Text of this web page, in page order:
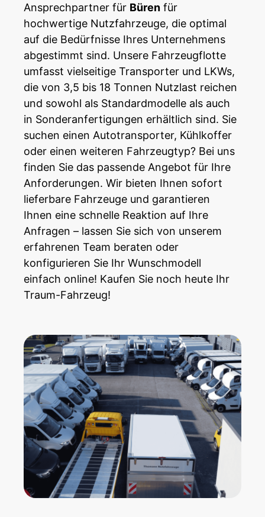
Ansprechpartner für Büren für
hochwertige Nutzfahrzeuge, die optimal
auf die Bedürfnisse Ihres Unternehmens
abgestimmt sind. Unsere Fahrzeugflotte
umfasst vielseitige Transporter und LKWs,
die von 3,5 bis 18 Tonnen Nutzlast reichen
und sowohl als Standardmodelle als auch
in Sonderanfertigungen erhältlich sind. Sie
suchen einen Autotransporter, Kühlkoffer
oder einen weiteren Fahrzeugtyp? Bei uns
finden Sie das passende Angebot für Ihre
Anforderungen. Wir bieten Ihnen sofort
lieferbare Fahrzeuge und garantieren
Ihnen eine schnelle Reaktion auf Ihre
Anfragen – lassen Sie sich von unserem
erfahrenen Team beraten oder
konfigurieren Sie Ihr Wunschmodell
einfach online! Kaufen Sie noch heute Ihr
Traum-Fahrzeug!